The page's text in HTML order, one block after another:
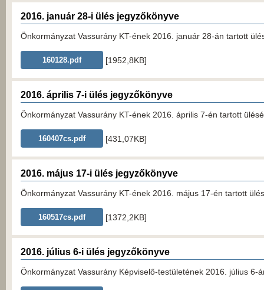
2016. január 28-i ülés jegyzőkönyve
Önkormányzat Vassurány KT-ének 2016. január 28-án tartott
160128.pdf [1952,8KB]
2016. április 7-i ülés jegyzőkönyve
Önkormányzat Vassurány KT-ének 2016. április 7-én tartott
160407cs.pdf [431,07KB]
2016. május 17-i ülés jegyzőkönyve
Önkormányzat Vassurány KT-ének 2016. május 17-én tartott
160517cs.pdf [1372,2KB]
2016. július 6-i ülés jegyzőkönyve
Önkormányzat Vassurány Képviselő-testületének 2016. július 6-